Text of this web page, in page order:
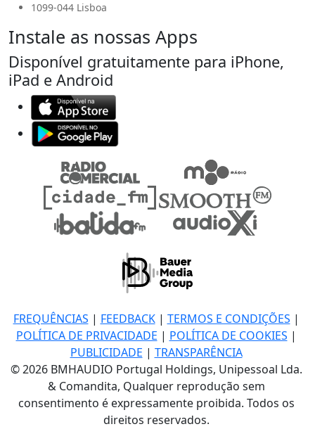
1099-044 Lisboa
Instale as nossas Apps
Disponível gratuitamente para iPhone,
iPad e Android
FREQUÊNCIAS | FEEDBACK| TERMOS E CONDIÇÕES |
POLÍTICA DE PRIVACIDADE | POLÍTICA DE COOKIES |
PUBLICIDADE | TRANSPARÊNCIA
© 2026 BMHAUDIO Portugal Holdings, Unipessoal Lda.
& Comandita, Qualquer reprodução sem
consentimento é expressamente proibida. Todos os
direitos reservados.